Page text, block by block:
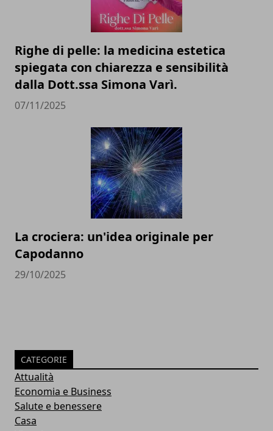
Righe di pelle: la medicina estetica
spiegata con chiarezza e sensibilità
dalla Dott.ssa Simona Varì.
07/11/2025
La crociera: un'idea originale per
Capodanno
29/10/2025
CATEGORIE
Attualità
Economia e Business
Salute e benessere
Casa